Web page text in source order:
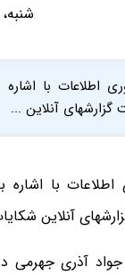
شنبه، ۱۸ شهریور ۱۳۹۶ - ۱۴:۵۵:۲۵
اطلاعات با
گزارشهای آنلاین ...
اطلاعات با
آنلاین
آذری جهرمی